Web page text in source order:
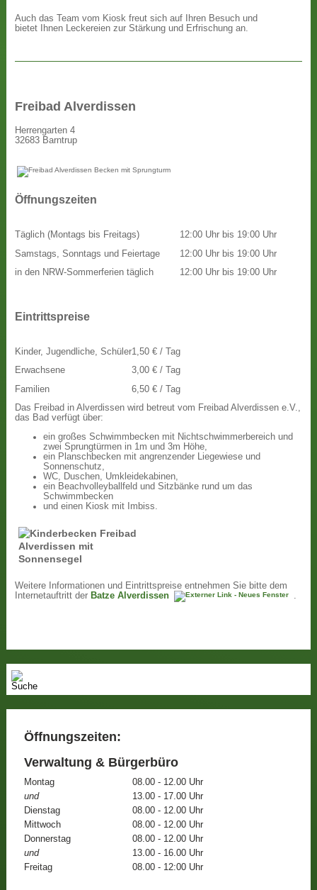
Auch das Team vom Kiosk freut sich auf Ihren Besuch und
bietet Ihnen Leckereien zur Stärkung und Erfrischung an.
Freibad Alverdissen
Herrengarten 4
32683 Barntrup
Öffnungszeiten
Täglich (Montags bis Freitags)
Samstags, Sonntags und Feiertage
in den NRW-Sommerferien täglich
12:00 Uhr bis 19:00 Uhr
12:00 Uhr bis 19:00 Uhr
12:00 Uhr bis 19:00 Uhr
Eintrittspreise
Kinder, Jugendliche, Schüler
Erwachsene
Familien
1,50 € / Tag
3,00 € / Tag
6,50 € / Tag
Das Freibad in Alverdissen wird betreut vom Freibad Alverdissen e.V.,
das Bad verfügt über:
ein großes Schwimmbecken mit Nichtschwimmerbereich und
zwei Sprungtürmen in 1m und 3m Höhe,
ein Planschbecken mit angrenzender Liegewiese und
Sonnenschutz,
WC, Duschen, Umkleidekabinen,
ein Beachvolleyballfeld und Sitzbänke rund um das
Schwimmbecken
und einen Kiosk mit Imbiss.
Weitere Informationen und Eintrittspreise entnehmen Sie bitte dem
Internetauftritt der Batze Alverdissen .
Öffnungszeiten:
Verwaltung & Bürgerbüro
Montag
08.00 - 12.00 Uhr
und
13.00 - 17.00 Uhr
Dienstag
08.00 - 12.00 Uhr
Mittwoch
08.00 - 12.00 Uhr
Donnerstag
08.00 - 12.00 Uhr
und
13.00 - 16.00 Uhr
Freitag
08.00 - 12:00 Uhr